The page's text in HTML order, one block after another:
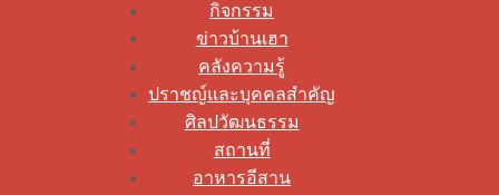
กิจกรรม
ข่าวบ้านเฮา
คลังความรู้
ปราชญ์และบุคคลสำคัญ
ศิลปวัฒนธรรม
สถานที่
อาหารอีสาน